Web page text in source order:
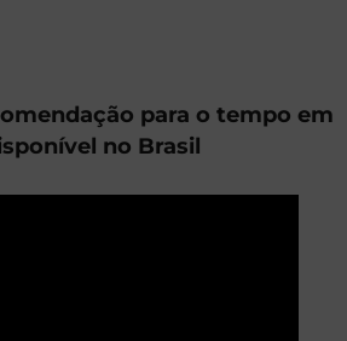
para o tempo em
no Brasil